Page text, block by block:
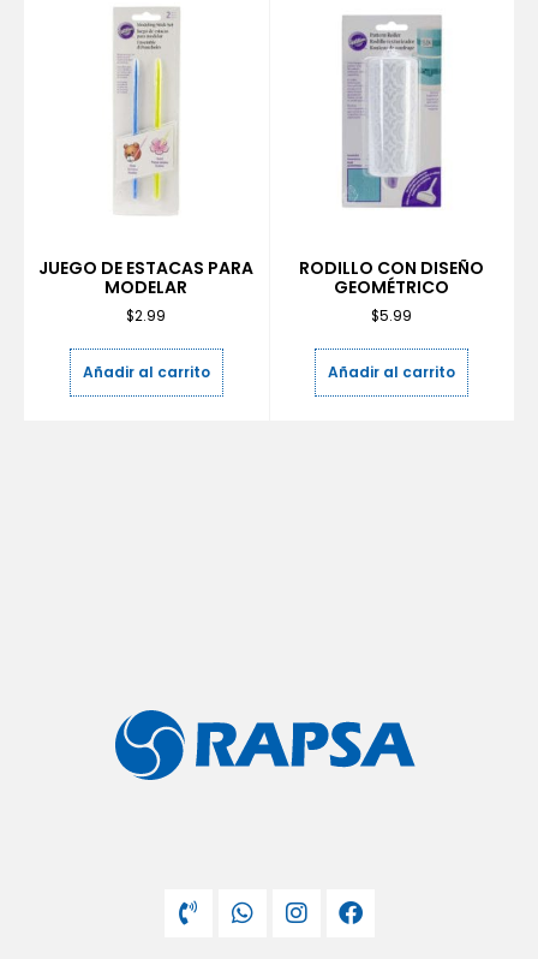
JUEGO DE ESTACAS PARA
MODELAR
$2.99
Añadir al carrito
RODILLO CON DISEÑO
GEOMÉTRICO
$5.99
Añadir al carrito